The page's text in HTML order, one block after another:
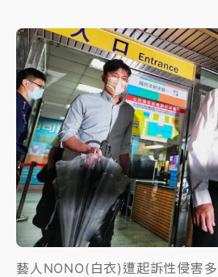
藝人NONO(白衣)遭起訴性侵害